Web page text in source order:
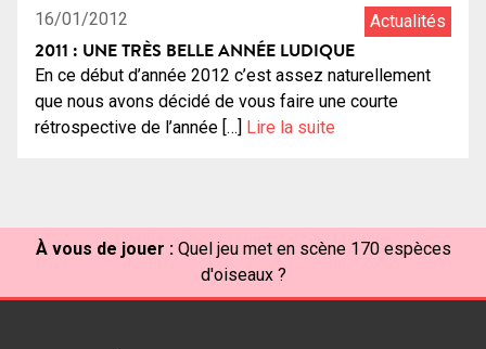
16/01/2012 Actualités
2011 : UNE TRÈS BELLE ANNÉE LUDIQUE
En ce début d’année 2012 c’est assez naturellement
que nous avons décidé de vous faire une courte
rétrospective de l’année […] Lire la suite
À vous de jouer : Quel jeu met en scène 170 espèces
d'oiseaux ?